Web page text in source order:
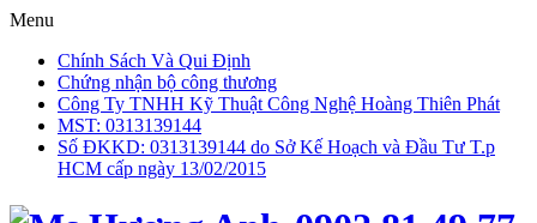
Menu
Chính Sách Và Qui Định
Chứng nhận bộ công thương
Công Ty TNHH Kỹ Thuật Công Nghệ Hoàng Thiên Phát
MST: 0313139144
Số ĐKKD: 0313139144 do Sở Kế Hoạch và Đầu Tư T.p
HCM cấp ngày 13/02/2015